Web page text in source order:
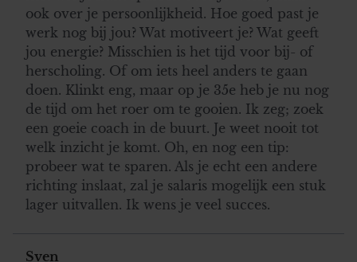
ook over je persoonlijkheid. Hoe goed past je
werk nog bij jou? Wat motiveert je? Wat geeft
jou energie? Misschien is het tijd voor bij- of
herscholing. Of om iets heel anders te gaan
doen. Klinkt eng, maar op je 35e heb je nu nog
de tijd om het roer om te gooien. Ik zeg; zoek
een goeie coach in de buurt. Je weet nooit tot
welk inzicht je komt. Oh, en nog een tip:
probeer wat te sparen. Als je echt een andere
richting inslaat, zal je salaris mogelijk een stuk
lager uitvallen. Ik wens je veel succes.
Sven